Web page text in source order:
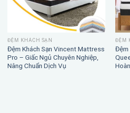
ĐỆM KHÁCH SẠN
Đệm Khách Sạn Vincent Mattress
Pro – Giấc Ngủ Chuyên Nghiệp,
Nâng Chuẩn Dịch Vụ
ĐỆM
Đệm